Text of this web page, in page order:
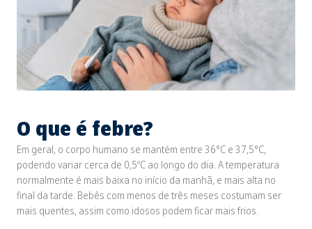
O que é febre?
Em geral, o corpo humano se mantém entre 36°C e 37,5°C,
podendo variar cerca de 0,5ºC ao longo do dia. A temperatura
normalmente é mais baixa no início da manhã, e mais alta no
final da tarde. Bebês com menos de três meses costumam ser
mais quentes, assim como idosos podem ficar mais frios.